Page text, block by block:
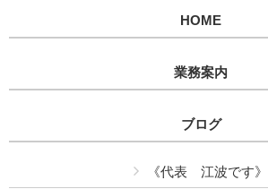
HOME
業務案内
ブログ
《代表 江波です》